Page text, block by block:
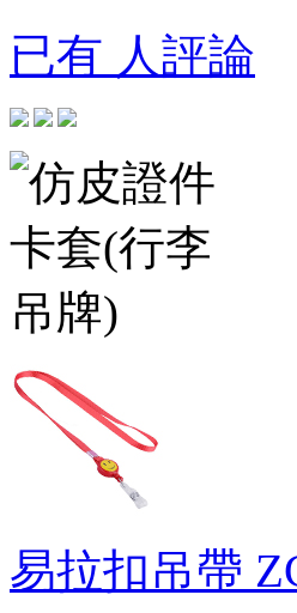
已有 人評論
易拉扣吊帶